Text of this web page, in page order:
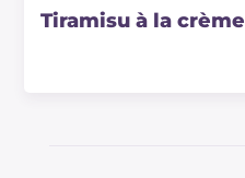
Tiramisu à la crème